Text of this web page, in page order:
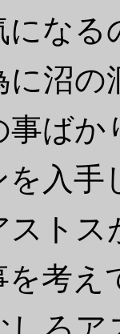
にな
に沼の
事ばか
入手
スト
を考え